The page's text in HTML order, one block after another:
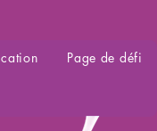
Page de défi